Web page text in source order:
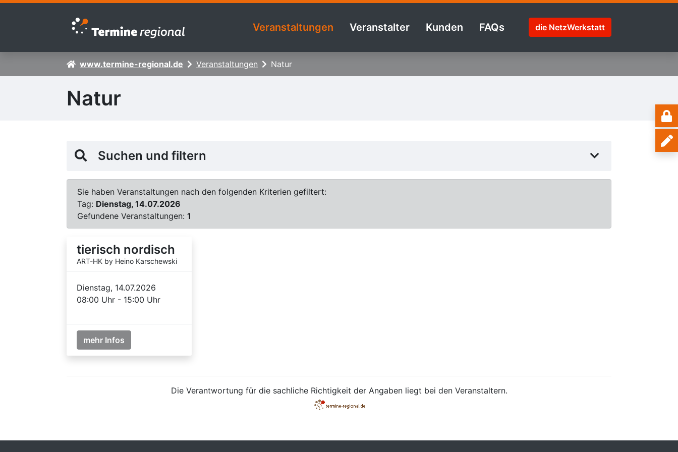
Zur Navigation springen
Zum Inhalt springen
Veranstaltungen Veranstalter Kunden FAQs die NetzWerkstatt
www.termine-regional.de Veranstaltungen Natur
Natur
Suchen und filtern
Sie haben Veranstaltungen nach den folgenden Kriterien gefiltert:
Tag: Dienstag, 14.07.2026
Gefundene Veranstaltungen: 1
tierisch nordisch
ART-HK by Heino Karschewski
Dienstag, 14.07.2026
08:00 Uhr - 15:00 Uhr
mehr Infos
Die Verantwortung für die sachliche Richtigkeit der Angaben liegt bei den Veranstaltern.